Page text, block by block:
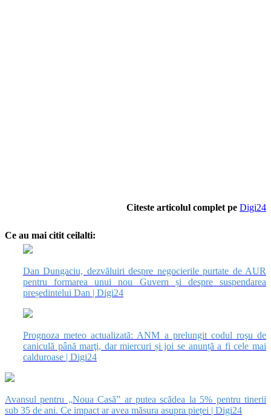
Citeste articolul complet pe Digi24
Ce au mai citit ceilalti:
Dan Dungaciu, dezvăluiri despre negocierile purtate de AUR
pentru formarea unui nou Guvern și despre suspendarea
președintelui Dan | Digi24
Prognoza meteo actualizată: ANM a prelungit codul roşu de
caniculă până marţi, dar miercuri și joi se anunță a fi cele mai
calduroase | Digi24
Avansul pentru „Noua Casă” ar putea scădea la 5% pentru tinerii
sub 35 de ani. Ce impact ar avea măsura asupra pieței | Digi24